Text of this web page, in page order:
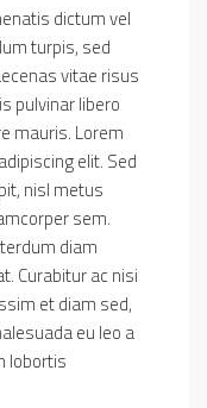
dictum vel
turpis, sed
vitae risus
pulvinar libero
mauris. Lorem
elit. Sed
nisl metus
sem.
diam
Curabitur ac nisi
et diam sed,
eu leo a
lobortis